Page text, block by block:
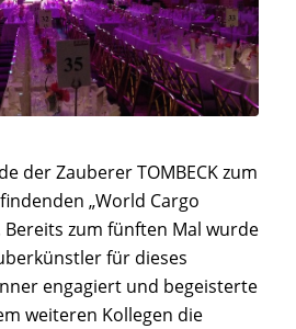
der Zauberer TOMBECK zum
„World Cargo
Bereits zum fünften Mal wurde
für dieses
engagiert und begeisterte
weiteren Kollegen die